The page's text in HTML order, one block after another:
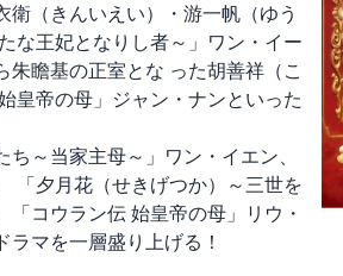
衛（きんいえい）・游一帆（ゆう
な王妃となりし者～」ワン・イー
朱瞻基の正室とな った胡善祥（こ
皇帝の母」ジャン・ナンといった
～当家主母～」ワン・イエン、
「夕月花（せきげつか）～三世を
コウラン伝 始皇帝の母」リウ・
ラマを一層盛り上げる！